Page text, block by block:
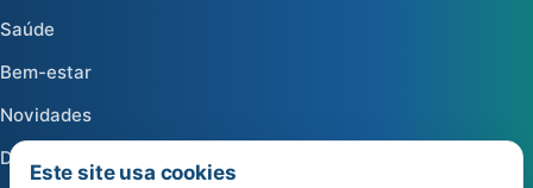
Saúde
Bem-estar
Novidades
Dicas
Este site usa cookies